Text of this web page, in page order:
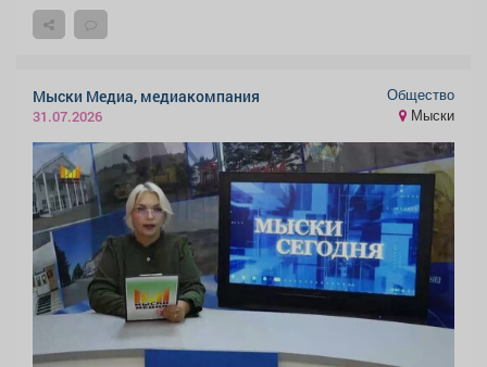
Мыски Медиа, медиакомпания
31.07.2026
Общество
Мыски